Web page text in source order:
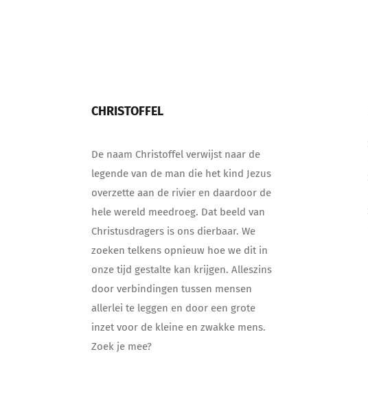
CHRISTOFFEL
De naam Christoffel verwijst naar de
legende van de man die het kind Jezus
overzette aan de rivier en daardoor de
hele wereld meedroeg. Dat beeld van
Christusdragers is ons dierbaar. We
zoeken telkens opnieuw hoe we dit in
onze tijd gestalte kan krijgen. Alleszins
door verbindingen tussen mensen
allerlei te leggen en door een grote
inzet voor de kleine en zwakke mens.
Zoek je mee?